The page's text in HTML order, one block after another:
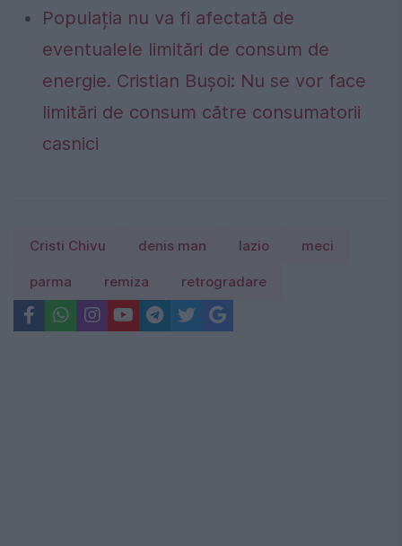
Populația nu va fi afectată de
eventualele limitări de consum de
energie. Cristian Bușoi: Nu se vor face
limitări de consum către consumatorii
casnici
Cristi Chivu denis man lazio meci
parma remiza retrogradare